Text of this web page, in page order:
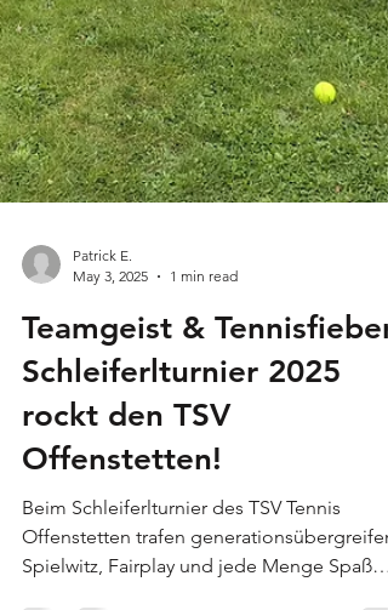
Patrick E.
May 3, 2025
1 min read
Teamgeist & Tennisfieber:
Schleiferlturnier 2025
rockt den TSV